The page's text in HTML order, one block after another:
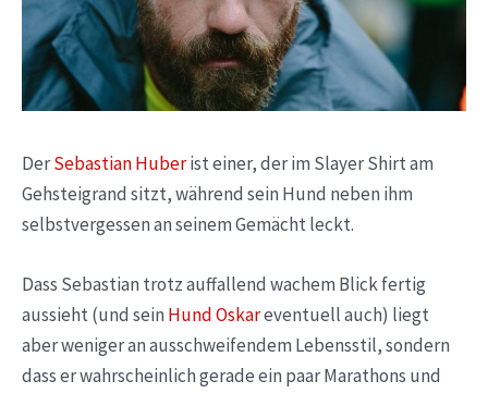
DerSebastian Huberist einer, der im Slayer Shirt am
Gehsteigrand sitzt, während sein Hund neben ihm
selbstvergessen an seinem Gemächt leckt.
Dass Sebastian trotz auffallend wachem Blick fertig
aussieht (und sein Hund Oskareventuell auch) liegt
aber weniger an ausschweifendem Lebensstil, sondern
dass er wahrscheinlich gerade ein paar Marathons und